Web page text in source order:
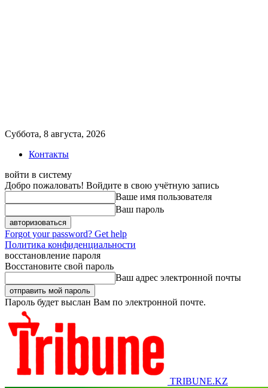
Суббота, 8 августа, 2026
Контакты
войти в систему
Добро пожаловать! Войдите в свою учётную запись
Ваше имя пользователя
Ваш пароль
Forgot your password? Get help
Политика конфиденциальности
восстановление пароля
Восстановите свой пароль
Ваш адрес электронной почты
Пароль будет выслан Вам по электронной почте.
TRIBUNE.KZ